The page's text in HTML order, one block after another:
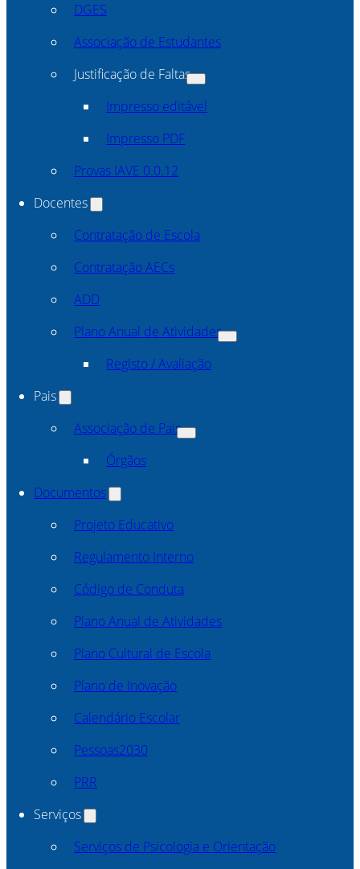
DGES
Associação de Estudantes
Justificação de Faltas
Impresso editável
Impresso PDF
Provas IAVE 0.0.12
Docentes
Contratação de Escola
Contratação AECs
ADD
Plano Anual de Atividades
Registo / Avaliação
Pais
Associação de Pais
Órgãos
Documentos
Projeto Educativo
Regulamento Interno
Código de Conduta
Plano Anual de Atividades
Plano Cultural de Escola
Plano de Inovação
Calendário Escolar
Pessoas2030
PRR
Serviços
Serviços de Psicologia e Orientação